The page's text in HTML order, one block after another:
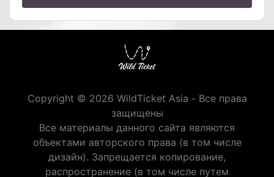
Copyright © 2026 WildTicket Asia - Все права
защищены
Все материалы данного сайта являются
объектами авторского права (в том числе
дизайн). Запрещается копирование,
распространение (в том числе путем